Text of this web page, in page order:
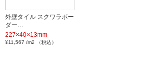
外壁タイル スクワラボー
ダー…
227×40×13mm
¥11,567 /m2 （税込）